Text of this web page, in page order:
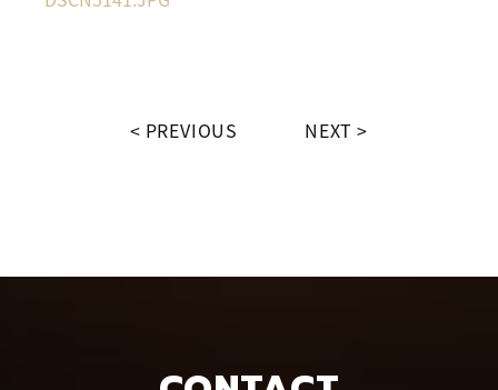
PREVIOUS NEXT